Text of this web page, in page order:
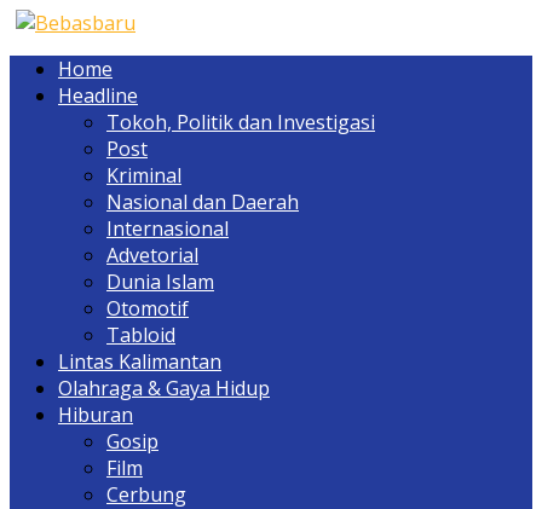
Home
Headline
Tokoh, Politik dan Investigasi
Post
Kriminal
Nasional dan Daerah
Internasional
Advetorial
Dunia Islam
Otomotif
Tabloid
Lintas Kalimantan
Olahraga & Gaya Hidup
Hiburan
Gosip
Film
Cerbung